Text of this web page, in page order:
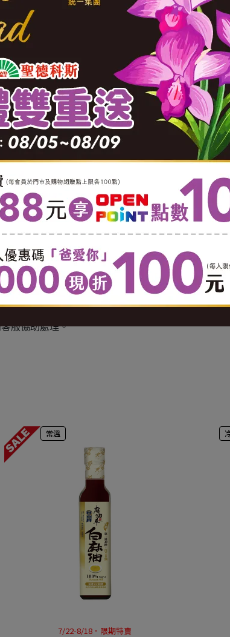
司
489號
運費。
運費。
運費。
里數酌收運費( 1公里內運費 $65。1.1-3 公里，每
品不適用七天鑑賞期服務(商品瑕疵及配送錯誤情況
：消費者保護法第十九條第一項但書所稱合理例
十九條第一項解除權之適用。
服協助處理。
常溫
7/22-8/18．限期特賣